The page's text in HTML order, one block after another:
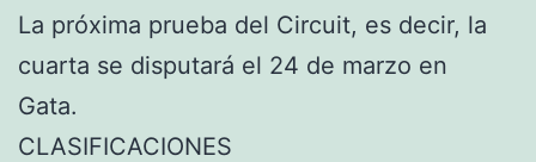
La próxima prueba del Circuit, es decir, la
cuarta se disputará el 24 de marzo en
Gata.
CLASIFICACIONES